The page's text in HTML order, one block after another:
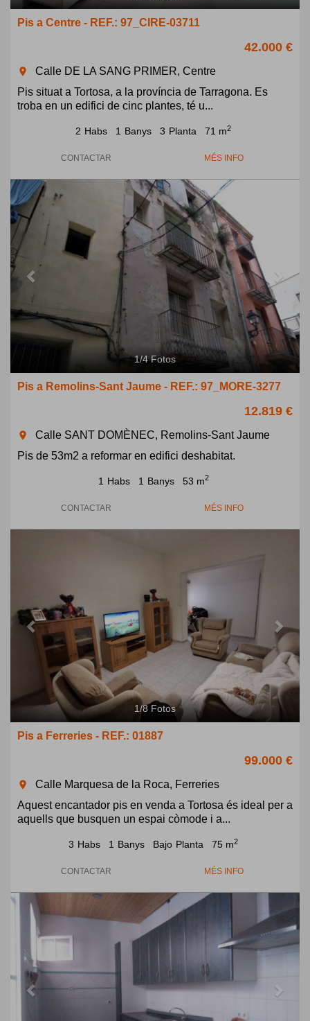
Pis a Centre - REF.: 97_CIRE-03711
42.000 €
room
Calle DE LA SANG PRIMER, Centre
Pis situat a Tortosa, a la província de Tarragona. Es
troba en un edifici de cinc plantes, té u...
2 Habs 1 Banys 3 Planta 71 m2
CONTACTAR MÉS INFO
Previous
1/4Fotos
Pis a Remolins-Sant Jaume - REF.: 97_MORE-3277
12.819 €
room
Calle SANT DOMÈNEC, Remolins-Sant Jaume
Pis de 53m2 a reformar en edifici deshabitat.
1 Habs 1 Banys 53 m2
CONTACTAR MÉS INFO
1/8 Fotos
Pis a Ferreries - REF.: 01887
99.000 €
room
Calle Marquesa de la Roca, Ferreries
Aquest encantador pis en venda a Tortosa és ideal per a
aquells que busquen un espai còmode i a...
3 Habs 1 Banys Bajo Planta 75 m2
CONTACTAR MÉS INFO
Previous